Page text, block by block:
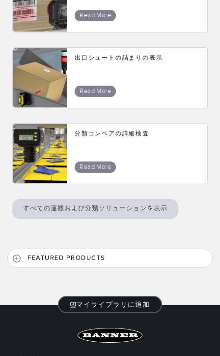
Read More
出口シュートの詰まりの表示
Read More
分類コンベアの詳細検査
Read More
すべての運搬および分類ソリューションを表示
FEATURED PRODUCTS
マイライブラリに追加